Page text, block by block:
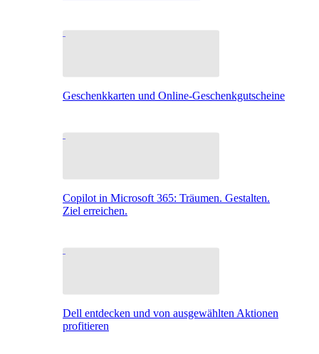
Geschenkkarten und Online-Geschenkgutscheine
Copilot in Microsoft 365: Träumen. Gestalten.
Ziel erreichen.
Dell entdecken und von ausgewählten Aktionen
profitieren